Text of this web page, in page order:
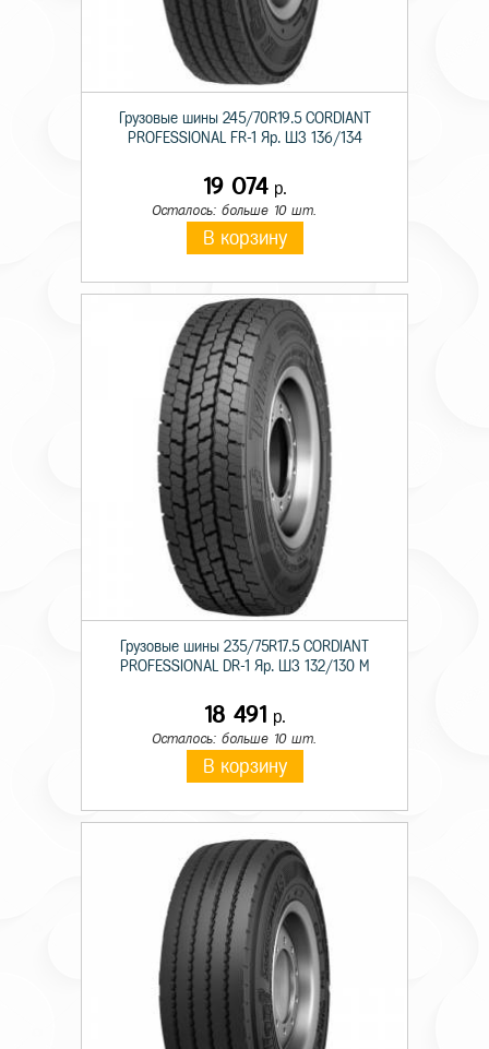
Грузовые шины 245/70R19.5 CORDIANT
PROFESSIONAL FR-1 Яр. ШЗ 136/134
19 074р.
Осталось: больше 10 шт.
В корзину
Грузовые шины 235/75R17.5 CORDIANT
PROFESSIONAL DR-1 Яр. ШЗ 132/130 M
18 491 р.
Осталось: больше 10 шт.
В корзину